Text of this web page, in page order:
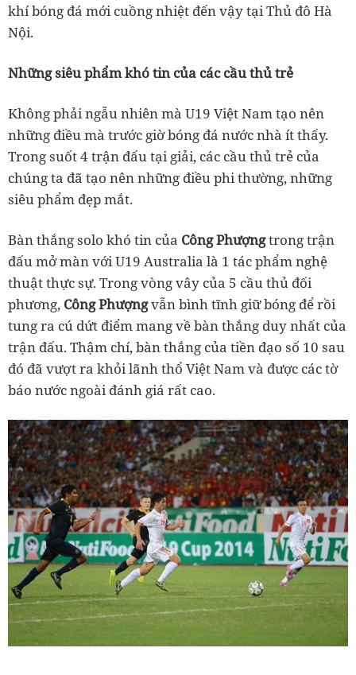
khí bóng đá mới cuồng nhiệt đến vậy tại Thủ đô Hà
Nội.
Những siêu phẩm khó tin của các cầu thủ trẻ
Không phải ngẫu nhiên mà U19 Việt Nam tạo nên
những điều mà trước giờ bóng đá nước nhà ít thấy.
Trong suốt 4 trận đấu tại giải, các cầu thủ trẻ của
chúng ta đã tạo nên những điều phi thường, những
siêu phẩm đẹp mắt.
Bàn thắng solo khó tin của Công Phượngtrong trận
đấu mở màn với U19 Australia là 1 tác phẩm nghệ
thuật thực sự. Trong vòng vây của 5 cầu thủ đối
phương, Công Phượngvẫn bình tĩnh giữ bóng để rồi
tung ra cú dứt điểm mang về bàn thắng duy nhất của
trận đấu. Thậm chí, bàn thắng của tiền đạo số 10 sau
đó đã vượt ra khỏi lãnh thổ Việt Nam và được các tờ
báo nước ngoài đánh giá rất cao.